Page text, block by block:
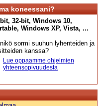
koneessani?
32-bit, Windows 10,
Windows XP, Vista, ...
sormi suuhun lyhenteiden ja
kanssa?
Lue oppaamme ohjelmien
yhteensopivuudesta